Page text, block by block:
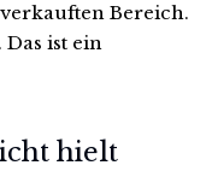
Bereich.
ist ein
hielt